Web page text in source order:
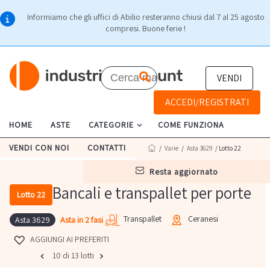
Informiamo che gli uffici di Abilio resteranno chiusi dal 7 al 25 agosto
compresi. Buone ferie !
VENDI
ACCEDI/REGISTRATI
HOME ASTE CATEGORIE COME FUNZIONA
VENDI CON NOI CONTATTI
resta aggiornato
/ Varie / Asta 3629 / Lotto 22
Lotto 22 Bancali e transpallet per porte
Asta 3629 Asta in 2 fasi Transpallet
Ceranesi
AGGIUNGI AI PREFERITI
10 di 13 lotti